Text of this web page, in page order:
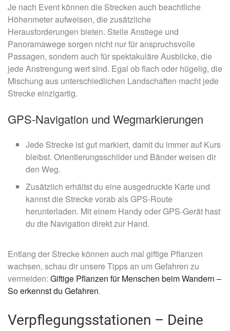
Je nach Event können die Strecken auch beachtliche
Höhenmeter aufweisen, die zusätzliche
Herausforderungen bieten. Steile Anstiege und
Panoramawege sorgen nicht nur für anspruchsvolle
Passagen, sondern auch für spektakuläre Ausblicke, die
jede Anstrengung wert sind. Egal ob flach oder hügelig, die
Mischung aus unterschiedlichen Landschaften macht jede
Strecke einzigartig.
GPS-Navigation und Wegmarkierungen
Jede Strecke ist gut markiert, damit du immer auf Kurs
bleibst. Orientierungsschilder und Bänder weisen dir
den Weg.
Zusätzlich erhältst du eine ausgedruckte Karte und
kannst die Strecke vorab als GPS-Route
herunterladen. Mit einem Handy oder GPS-Gerät hast
du die Navigation direkt zur Hand.
Entlang der Strecke können auch mal giftige Pflanzen
wachsen, schau dir unsere Tipps an um Gefahren zu
vermeiden: Giftige Pflanzen für Menschen beim Wandern –
So erkennst du Gefahren.
Verpflegungsstationen – Deine